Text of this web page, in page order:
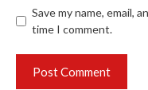
Save my name, email,
time I comment.